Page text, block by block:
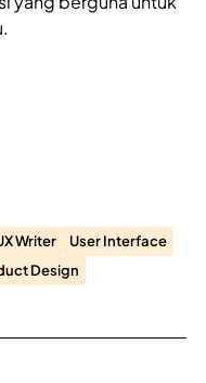
Writer
User Interface
Design